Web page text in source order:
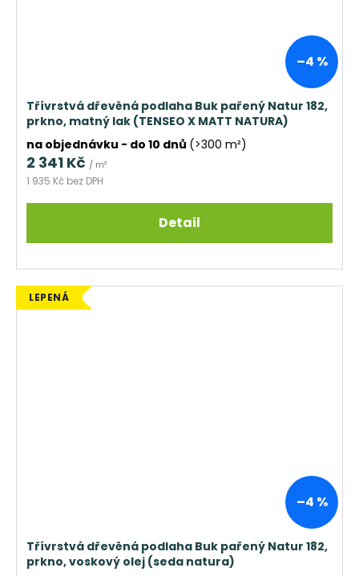
–4 %
Třívrstvá dřevěná podlaha Buk pařený Natur 182,
prkno, matný lak (TENSEO X MATT NATURA)
na objednávku - do 10 dnů (>300 m²)
1 935 Kč bez DPH
2 341 Kč / m²
Detail
LEPENÁ
–4 %
Třívrstvá dřevěná podlaha Buk pařený Natur 182,
prkno, voskový olej (seda natura)